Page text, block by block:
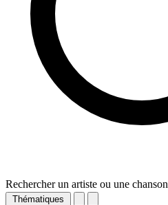
Rechercher un artiste ou une chanson
Thématiques